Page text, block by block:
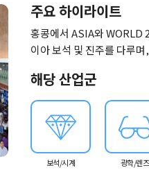
주요 하이라이트
홍콩에서 ASIA와 WORLD
이아 보석 및 진주를 다루
해당 산업군
보석/시계 광학/렌즈